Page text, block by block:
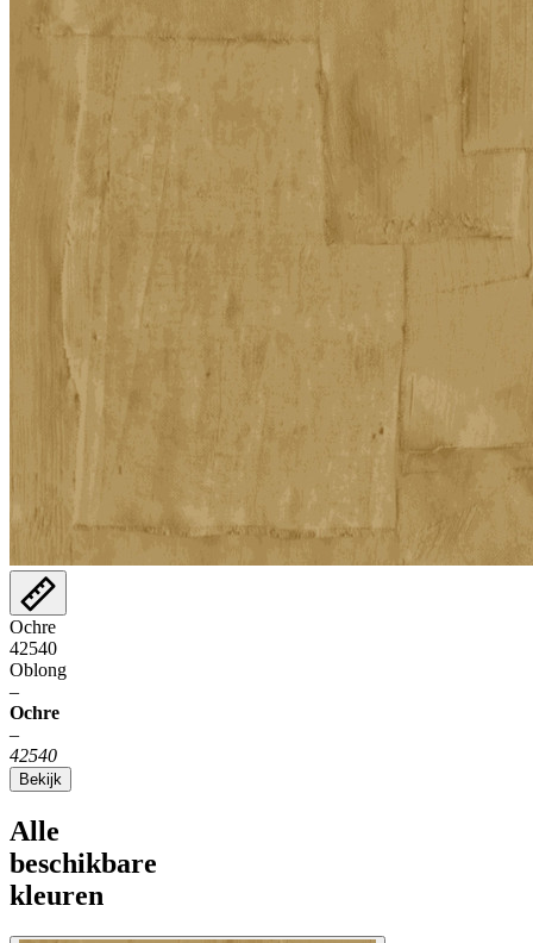
Ochre
42540
Oblong
–
Ochre
–
42540
Bekijk
Alle
beschikbare
kleuren